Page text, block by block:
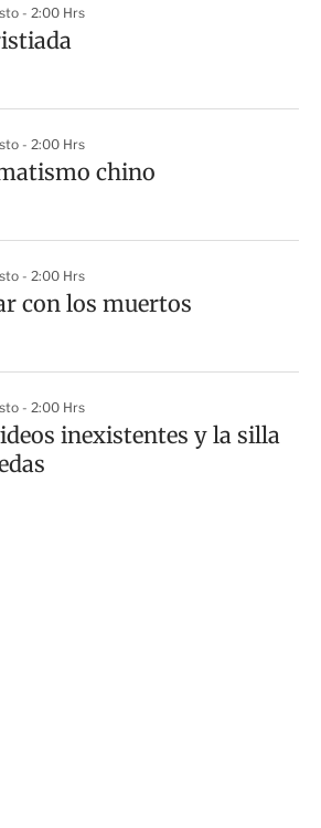
- 2:00 Hrs
- 2:00 Hrs
chino
- 2:00 Hrs
con los muertos
- 2:00 Hrs
inexistentes y la silla